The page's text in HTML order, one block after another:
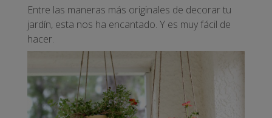
Entre las maneras más originales de decorar tu
jardín, esta nos ha encantado. Y es muy fácil de
hacer.